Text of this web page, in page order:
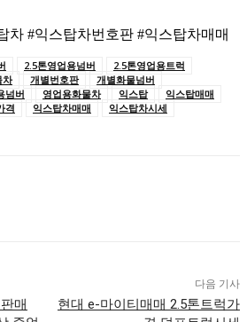
차 #익스탑차번호판 #익스탑차매매
2.5톤영업용넘버
2.5톤영업용트럭
차 개별번호판
개별화물넘버
넘버 영업용화물차 익스탑
익스탑매매
격 익스탑차매매
익스탑차시세
매
다음 기사
현대 e-마이티매매 2.5톤트럭가